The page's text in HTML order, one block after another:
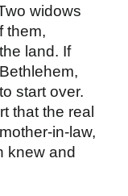
widows
them,
land. If
start over.
that the real
in-law,
knew and